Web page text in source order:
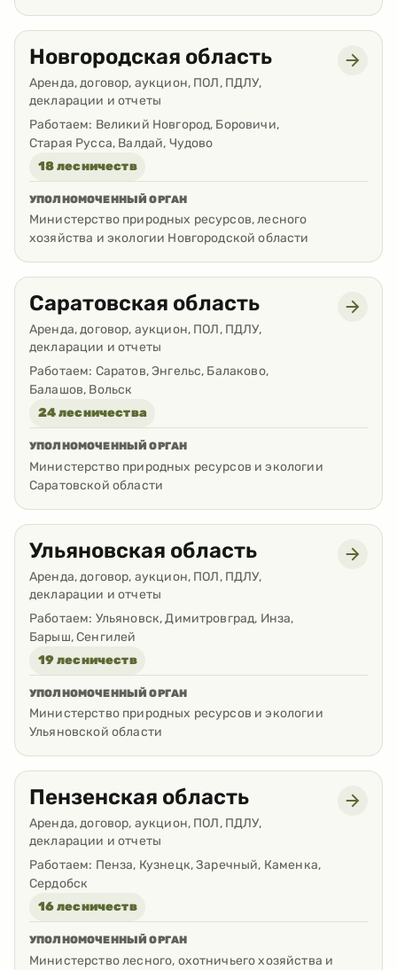
Новгородская область
Аренда, договор, аукцион, ПОЛ, ПДЛУ,
декларации и отчеты
Работаем: Великий Новгород, Боровичи,
Старая Русса, Валдай, Чудово
18 лесничеств
УПОЛНОМОЧЕННЫЙ ОРГАН
Министерство природных ресурсов, лесного
хозяйства и экологии Новгородской области
Саратовская область
Аренда, договор, аукцион, ПОЛ, ПДЛУ,
декларации и отчеты
Работаем: Саратов, Энгельс, Балаково,
Балашов, Вольск
24 лесничества
УПОЛНОМОЧЕННЫЙ ОРГАН
Министерство природных ресурсов и экологии
Саратовской области
Ульяновская область
Аренда, договор, аукцион, ПОЛ, ПДЛУ,
декларации и отчеты
Работаем: Ульяновск, Димитровград, Инза,
Барыш, Сенгилей
19 лесничеств
УПОЛНОМОЧЕННЫЙ ОРГАН
Министерство природных ресурсов и экологии
Ульяновской области
Пензенская область
Аренда, договор, аукцион, ПОЛ, ПДЛУ,
декларации и отчеты
Работаем: Пенза, Кузнецк, Заречный, Каменка,
Сердобск
16 лесничеств
УПОЛНОМОЧЕННЫЙ ОРГАН
Министерство лесного, охотничьего хозяйства и